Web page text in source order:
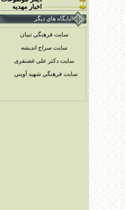
اخبار مهديه
0پايگاه هاي ديگر
سایت مسجد مقدس جمکران
سايت فرهنگي تبيان
سايت سراج انديشه
سایت دکتر علی غضنفری
سايت فرهنگي شهيد آويني